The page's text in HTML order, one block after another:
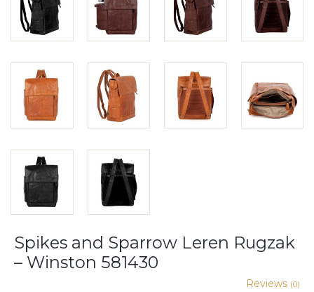
Spikes and Sparrow Leren Rugzak
– Winston 581430
Reviews (0)